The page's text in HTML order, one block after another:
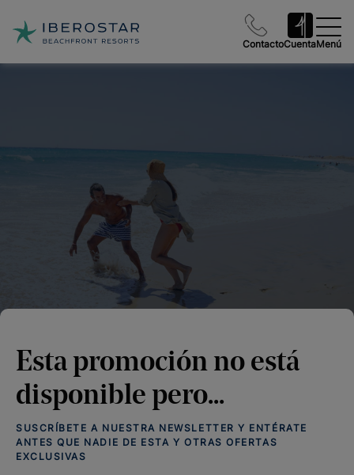
ContactoCuentaMenú
Esta promoción no está
disponible pero...
SUSCRÍBETE A NUESTRA NEWSLETTER Y ENTÉRATE
ANTES QUE NADIE DE ESTA Y OTRAS OFERTAS
EXCLUSIVAS